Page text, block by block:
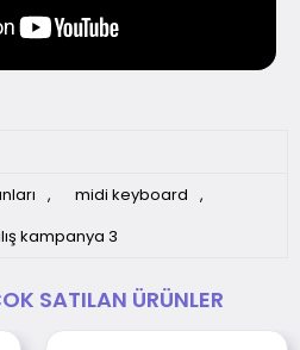
, midi keyboard ,
kampanya 3
SATILAN ÜRÜNLER